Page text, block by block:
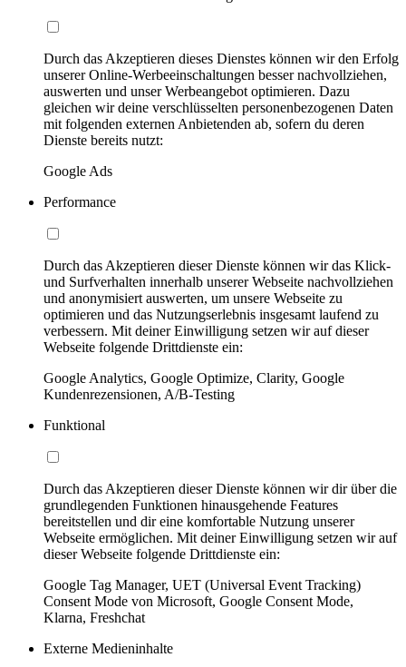
Durch das Akzeptieren dieses Dienstes können wir den Erfolg
unserer Online-Werbeeinschaltungen besser nachvollziehen,
auswerten und unser Werbeangebot optimieren. Dazu
gleichen wir deine verschlüsselten personenbezogenen Daten
mit folgenden externen Anbietenden ab, sofern du deren
Dienste bereits nutzt:
Google Ads
Performance
Durch das Akzeptieren dieser Dienste können wir das Klick-
und Surfverhalten innerhalb unserer Webseite nachvollziehen
und anonymisiert auswerten, um unsere Webseite zu
optimieren und das Nutzungserlebnis insgesamt laufend zu
verbessern. Mit deiner Einwilligung setzen wir auf dieser
Webseite folgende Drittdienste ein:
Google Analytics, Google Optimize, Clarity, Google
Kundenrezensionen, A/B-Testing
Funktional
Durch das Akzeptieren dieser Dienste können wir dir über die
grundlegenden Funktionen hinausgehende Features
bereitstellen und dir eine komfortable Nutzung unserer
Webseite ermöglichen. Mit deiner Einwilligung setzen wir auf
dieser Webseite folgende Drittdienste ein:
Google Tag Manager, UET (Universal Event Tracking)
Consent Mode von Microsoft, Google Consent Mode,
Klarna, Freshchat
Externe Medieninhalte